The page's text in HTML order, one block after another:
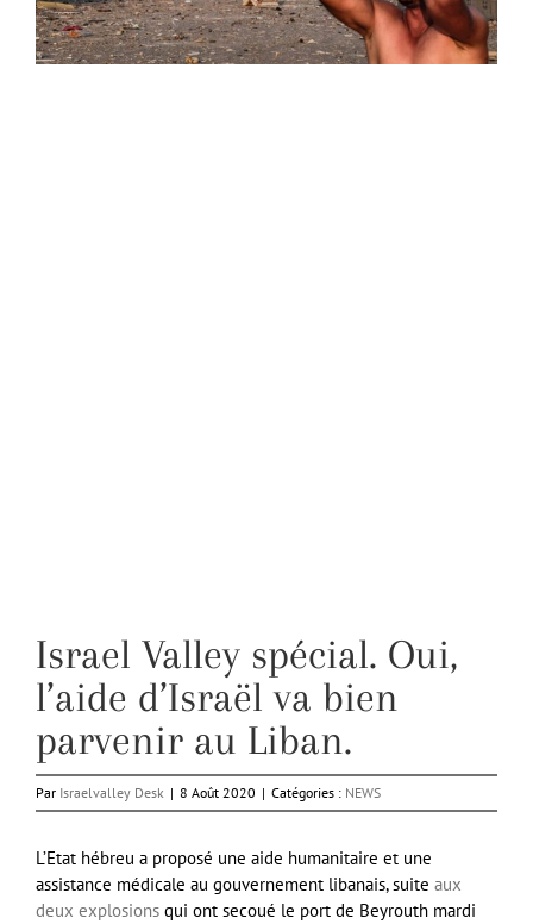
Israel Valley spécial. Oui,
l’aide d’Israël va bien
parvenir au Liban.
Par Israelvalley Desk | 8 Août 2020 | Catégories : NEWS
L’Etat hébreu a proposé une aide humanitaire et une
assistance médicale au gouvernement libanais, suite aux
deux explosions qui ont secoué le port de Beyrouth mardi